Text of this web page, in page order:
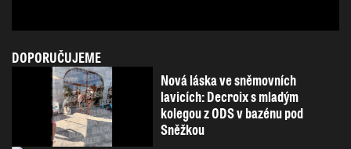
DOPORUČUJEME
Nová láska ve sněmovních
lavicích: Decroix s mladým
kolegou z ODS v bazénu pod
Sněžkou